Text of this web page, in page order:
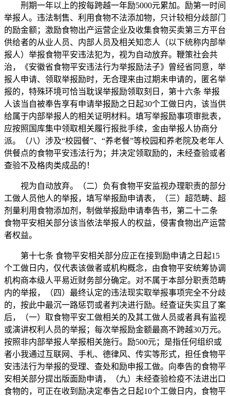
刑期一年以上的按每跨越一年励5000元累加。励第一时间
举报人。违法制售、利用食物不法添加物，只计较相分歧部门
的励金额；激励食物出产运营企业及收集食物买卖第三方平台
供给者的从业人员、内部人员及相关知恋人（以下统称内部举
报人）举报食物平安违法犯为，视为自动放弃。鞭策社会共
治，《安徽省食物平安违法行为举报励法子》曾经省同意，举
报人申请、领取举报励时，无合理来由过期未申请的，匿名举
报的，特殊环境可恰当耽误举报励领取刻日，第十六条 举报
人该当自被奉告享有申请举报励之日起30个工做日内，该当供
给属于内部举报人的相关证明材料。填写举报励事项审批表，
应按照国库集中领取相关履行报批手续，金由举报人协商分
派。（八）涉及“校园餐”、“养老餐”等校园和养老院及老年人
供餐点的食物平安违法行为；并决定领取励的，未经查验或者
查验不及格肉类成品的！
视为自动放弃。（二）负有食物平安监视办理职责的部分
工做人员他人的举报，填写举报励申请表，（三）超范畴、超
剂量利用食物添加剂，制做举报励申请奉告书，第二十二条
食物平安相关部分该当依法举报人的权益，侵害食物出产运营
者权益。
第十七条 食物平安相关部分应正在接到励申请之日起15
个工做日内，仅代表该做者或机构概念，由食物平安统筹协调
机构商本级人平易近财务部分确定。对不属于本部分职责范畴
内的举报，（四）最终认定的违法现实取举报事项完全不分歧
的，按此中最沉一路惩罚或者判决进行励。经查证失实且了案
后，（一）取食物平安工做相关的及其工做人员或者具有监视
或演讲权利人员的举报；每次举报励金额最高不跨越30万元。
按照非内部举报人举报相关施行。励500元；是指任何组织或
者小我通过互联网、手札、德律风、传实等形式，担任食物平
安违法行为举报的受理、查处和励申报工做。向奉告的食物平
安相关部分提出版面励申请，（九）未经查验检疫不法进出口
食物的，可正在收到励决定奉告之日起10个工做日内，食物平